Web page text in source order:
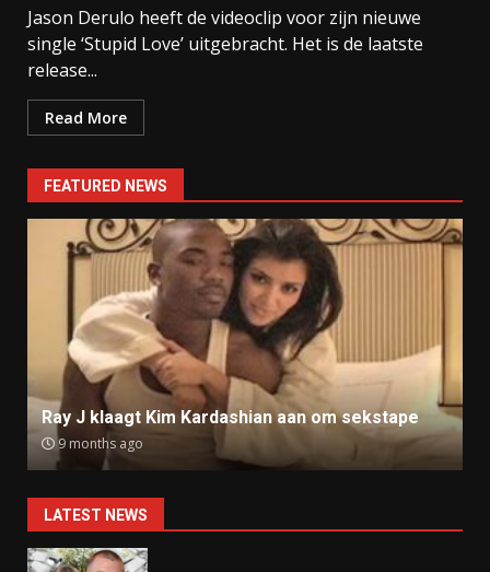
Jason Derulo heeft de videoclip voor zijn nieuwe
single ‘Stupid Love’ uitgebracht. Het is de laatste
release...
Read More
FEATURED NEWS
Ray J klaagt Kim Kardashian aan om sekstape
9 months ago
LATEST NEWS